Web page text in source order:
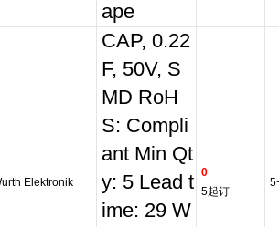
ape
Elektronik
CAP, 0.22
F, 50V, S
MD RoH
S: Compli
ant Min Qt
y: 5 Lead t
ime: 29 W
0
5起订